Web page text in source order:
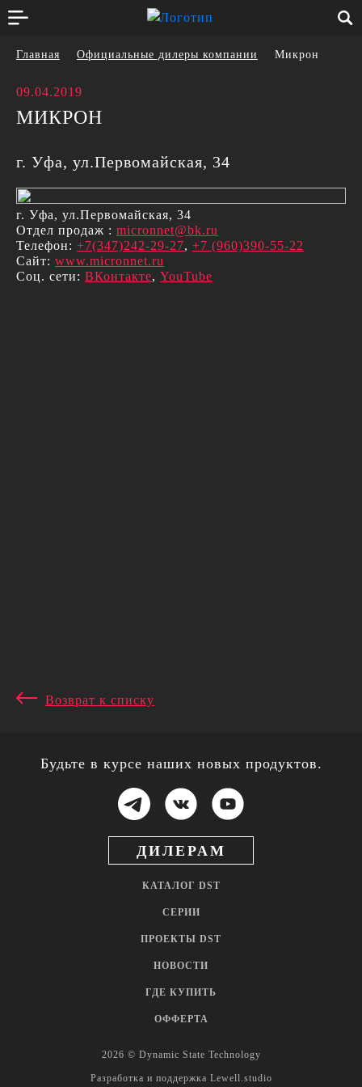
Главная Официальные дилеры компании Микрон
09.04.2019
МИКРОН
г. Уфа, ул.Первомайская, 34
г. Уфа, ул.Первомайская, 34
Отдел продаж : micronnet@bk.ru
Телефон: +7(347)242-29-27, +7 (960)390-55-22
Сайт: www.micronnet.ru
Соц. сети: ВКонтакте, YouTube
Возврат к списку
Будьте в курсе наших новых продуктов.
ДИЛЕРАМ
КАТАЛОГ DST
СЕРИИ
ПРОЕКТЫ DST
НОВОСТИ
ГДЕ КУПИТЬ
ОФФЕРТА
2026 © Dynamic State Technology
Разработка и поддержка Lewell.studio